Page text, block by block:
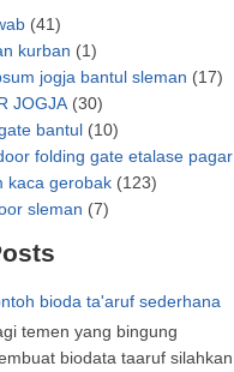
(41)
kurban (1)
jogja bantul sleman (17)
JOGJA (30)
bantul (10)
folding gate etalase pagar
kaca gerobak (123)
sleman (7)
bioda ta'aruf sederhana
temen yang bingung
biodata taaruf silahkan